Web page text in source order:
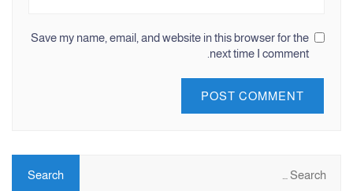
Save my name, email, and website in this browser for the
next time I comment.